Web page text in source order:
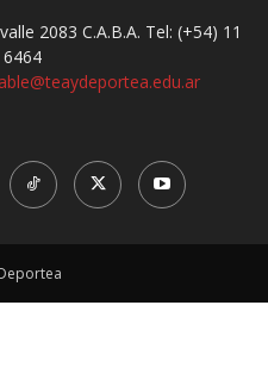
2083 C.A.B.A. Tel: (+54) 11